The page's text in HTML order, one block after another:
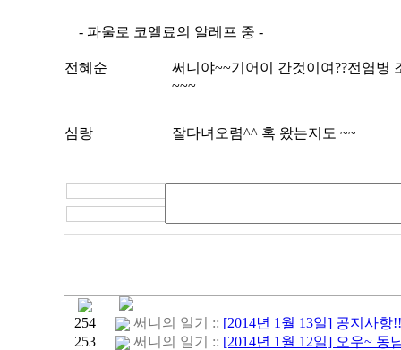
- 파울로 코엘료의 알레프 중 -
전혜순
써니야~~기어이 간것이여??전염병
~~~
심랑 잘다녀오렴^^ 혹 왔는지도 ~~
254 써니의 일기 :: [2014년 1월 13일] 공지사항
253
써니의 일기 :: [2014년 1월 12일] 오우~ 동